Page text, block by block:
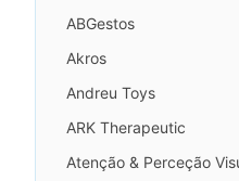
ABGestos
Akros
Andreu Toys
ARK Therapeutic
Atenção & Perceção